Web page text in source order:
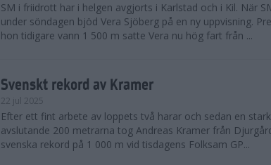
SM i friidrott har i helgen avgjorts i Karlstad och i Kil. När
under söndagen bjöd Vera Sjöberg på en ny uppvisning.
hon tidigare vann 1 500 m satte Vera nu hög fart från ...
Svenskt rekord av Kramer
22 jul 2025
Efter ett fint arbete av loppets två harar och sedan en
avslutande 200 metrarna tog Andreas Kramer från
svenska rekord på 1 000 m vid tisdagens Folksam GP...